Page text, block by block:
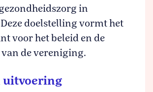
in
doelstelling vormt het
voor het beleid en de
de vereniging.
uitvoering